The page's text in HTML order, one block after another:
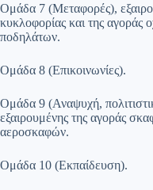
Ομάδα 7 (Μεταφορές),
κυκλοφορίας και της αγοράς
ποδηλάτων.
Ομάδα 8 (Επικοινωνίες).
Ομάδα 9 (Αναψυχή,
εξαιρουμένης της αγοράς
αεροσκαφών.
Ομάδα 10 (Εκπαίδευση).